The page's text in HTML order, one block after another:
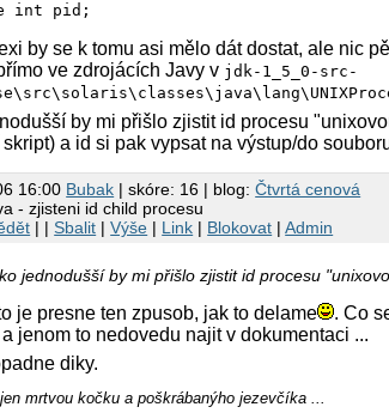
by se k tomu asi mělo dát dostat, ale nic
ve zdrojácích Javy v jdk-1_5_0-src-
by mi přišlo zjistit id procesu
a id si pak vypsat na výstup/do
16:00 Bubak | skóre: 16 | blog:Čtvrtá cenová
- zjisteni id child procesu
| |Sbalit |Výše | Link | Blokovat |Admin
jednodušší by mi přišlo zjistit id procesu
je presne ten zpusob, jak to delame
. Co
jenom to nedovedu najit v dokumentaci ...
diky.
jen mrtvou kočku a poškrábanýho jezevčíka ...